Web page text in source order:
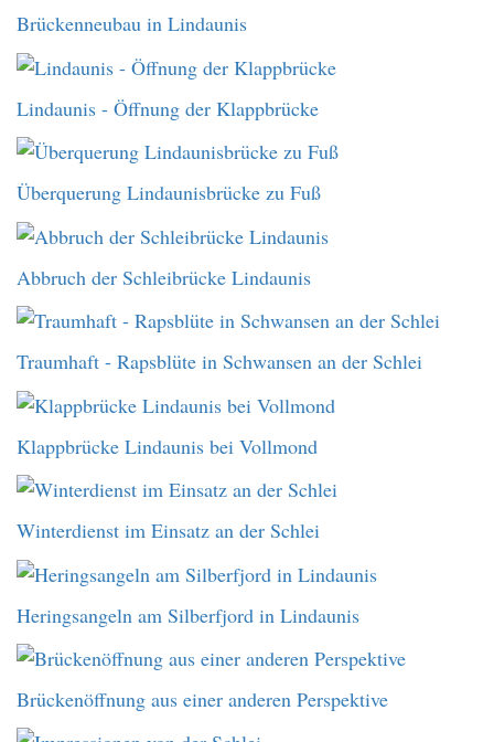
Brückenneubau in Lindaunis
Lindaunis - Öffnung der Klappbrücke
Überquerung Lindaunisbrücke zu Fuß
Abbruch der Schleibrücke Lindaunis
Traumhaft - Rapsblüte in Schwansen an der Schlei
Klappbrücke Lindaunis bei Vollmond
Winterdienst im Einsatz an der Schlei
Heringsangeln am Silberfjord in Lindaunis
Brückenöffnung aus einer anderen Perspektive